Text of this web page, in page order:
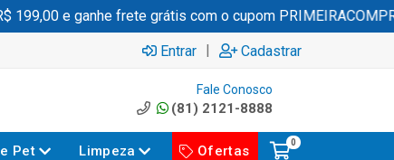
e ganhe frete grátis com o cupom PRIMEIRACOMPRA
Entrar | Cadastrar
Fale Conosco
(81) 2121-8888
Pet Limpeza Ofertas
0